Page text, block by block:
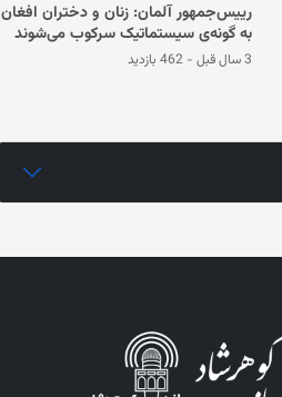
رییس‌جمهور آلمان: زنان و دختران افغان
به گونه‌ی سیستماتیک سرکوب می‌شوند
3 سال قبل - 462 بازدید